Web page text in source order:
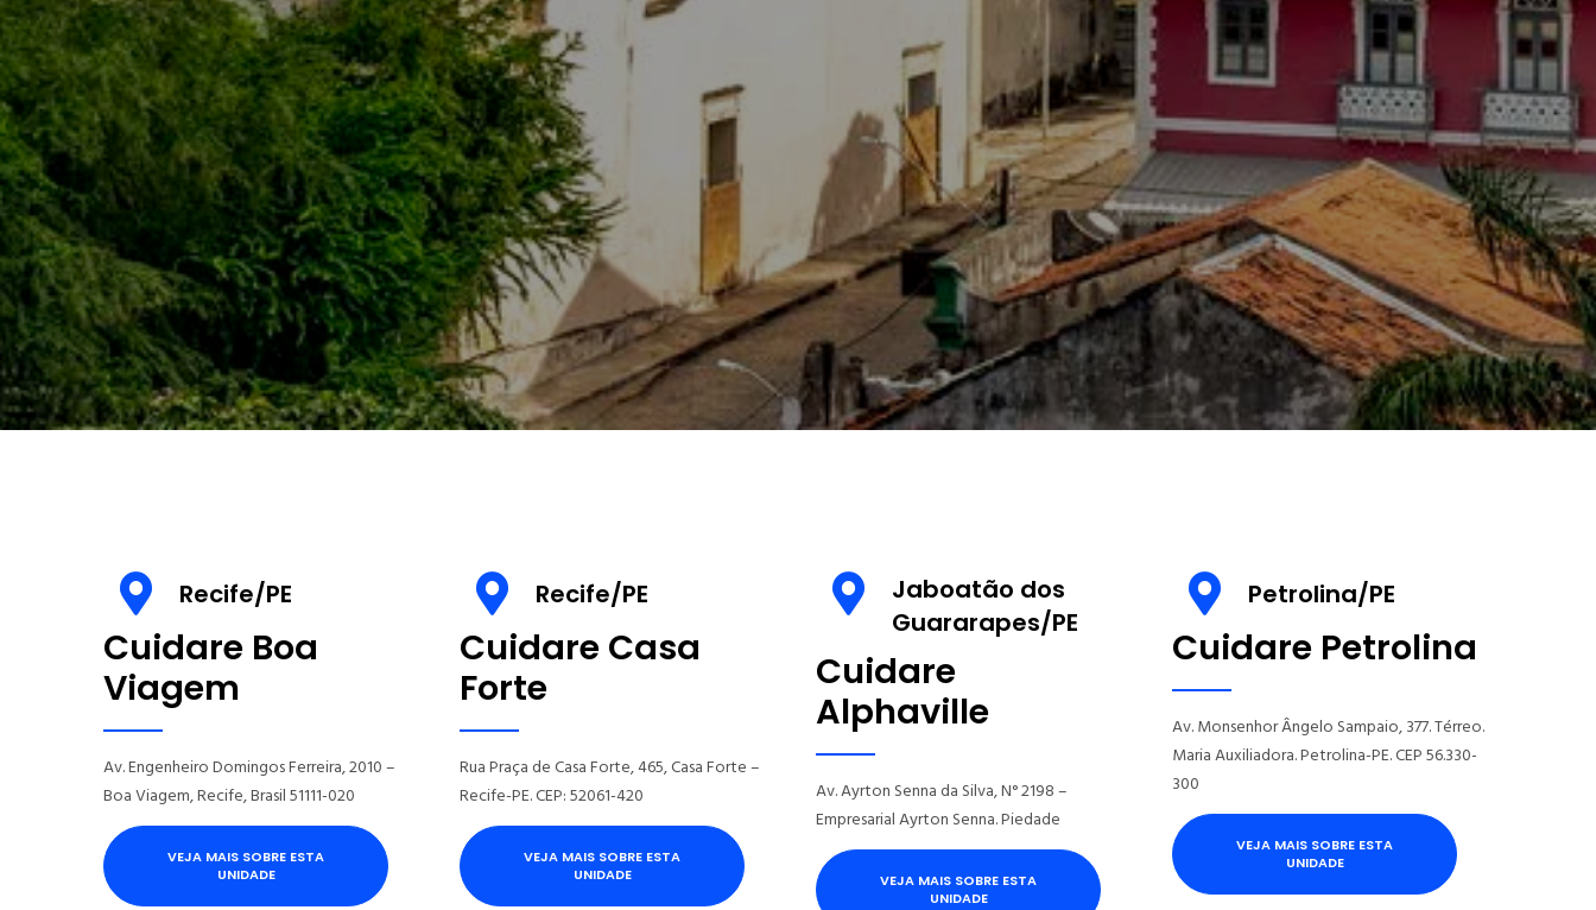
Recife/PE
Cuidare Boa
Viagem
Av. Engenheiro Domingos Ferreira, 2010 –
Boa Viagem, Recife, Brasil 51111-020
VEJA MAIS SOBRE ESTA
UNIDADE
Recife/PE
Cuidare Casa
Forte
Rua Praça de Casa Forte, 465, Casa Forte –
Recife-PE. CEP: 52061-420
VEJA MAIS SOBRE ESTA
UNIDADE
Jaboatão dos
Guararapes/PE
Cuidare
Alphaville
Av. Ayrton Senna da Silva, N° 2198 –
Empresarial Ayrton Senna. Piedade
VEJA MAIS SOBRE ESTA
UNIDADE
Petrolina/PE
Cuidare Petrolina
Av. Monsenhor Ângelo Sampaio, 377. Térreo.
Maria Auxiliadora. Petrolina-PE. CEP 56.330-
300
VEJA MAIS SOBRE ESTA
UNIDADE